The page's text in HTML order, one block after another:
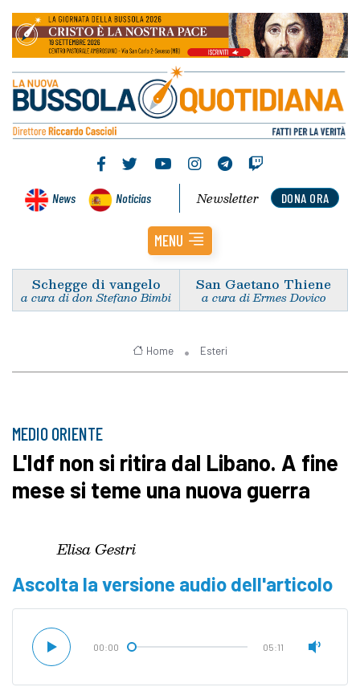
News Noticias DONA ORA
Newsletter
MENU
Schegge di vangelo
a cura di don Stefano Bimbi
San Gaetano Thiene
a cura di Ermes Dovico
Home Esteri
MEDIO ORIENTE
L'Idf non si ritira dal Libano. A fine
mese si teme una nuova guerra
Elisa Gestri
Ascolta la versione audio dell'articolo
00:00 05:11